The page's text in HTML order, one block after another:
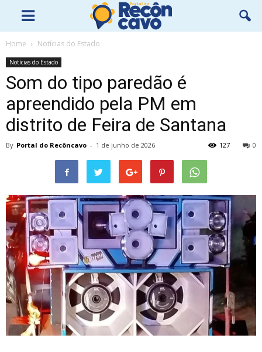
Home Notícias do Estado
Notícias do Estado
Som do tipo paredão é
apreendido pela PM em
distrito de Feira de Santana
By Portal do Recôncavo - 1 de junho de 2026 0
127